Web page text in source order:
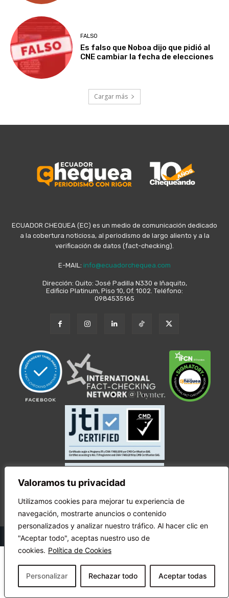
Valoramos tu privacidad
Utilizamos cookies para mejorar tu experiencia de
navegación, mostrarte anuncios o contenido
personalizados y analizar nuestro tráfico. Al hacer clic en
"Aceptar todo", aceptas nuestro uso de
cookies. Política de Cookies
Personalizar Rechazar todo Aceptar todas
FALSO
Es falso que Noboa dijo que pidió al
CNE cambiar la fecha de elecciones
Cargar más
ECUADOR CHEQUEA (EC) es un medio de comunicación dedicado
a la cobertura noticiosa, al periodismo de largo aliento y a la
verificación de datos (fact-checking).
E-MAIL: info@ecuadorchequea.com
Dirección: Quito: José Padilla N330 e Iñaquito,
Edificio Platinum, Piso 10, Of. 1002. Teléfono:
0984535165
© Copyright Ecuador Chequea 2025.